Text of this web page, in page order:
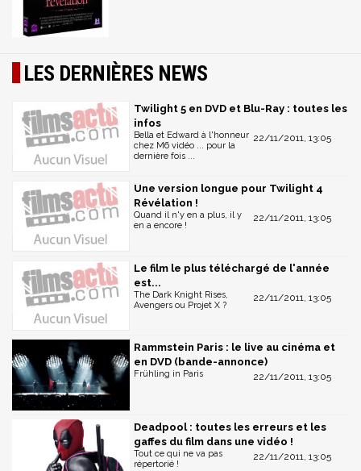
LES DERNIÈRES NEWS
Twilight 5 en DVD et Blu-Ray : toutes les
infos
22/11/2011, 13:05
Bella et Edward à l'honneur
chez M6 vidéo ... pour la
dernière fois ...
Une version longue pour Twilight 4
Révélation !
22/11/2011, 13:05
Quand il n'y en a plus, il y
en a encore !
Le film le plus téléchargé de l'année
est...
22/11/2011, 13:05
The Dark Knight Rises,
Avengers ou Projet X ?
Rammstein Paris : le live au cinéma et
en DVD (bande-annonce)
22/11/2011, 13:05
Frühling in Paris
Deadpool : toutes les erreurs et les
gaffes du film dans une vidéo !
22/11/2011, 13:05
Tout ce qui ne va pas
répertorié !